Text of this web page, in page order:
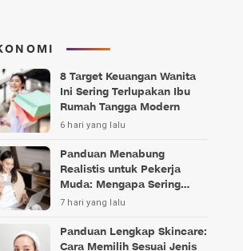
8 Target Keuangan Wanita
Ini Sering Terlupakan Ibu
Rumah Tangga Modern
6 hari yang lalu
Panduan Menabung
Realistis untuk Pekerja
Muda: Mengapa Sering
Gagal?
7 hari yang lalu
Panduan Lengkap Skincare:
Cara Memilih Sesuai Jenis